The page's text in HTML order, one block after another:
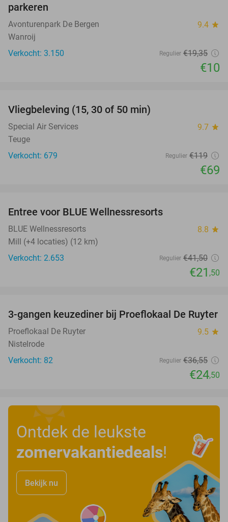
parkeren
Avonturenpark De Bergen 9.4 star
Wanroij
Verkocht: 3.150
Regulier €19,35
€10
Vliegbeleving (15, 30 of 50 min)
Special Air Services 9.7 star
Teuge
Verkocht: 679
Regulier €119
€69
Entree voor BLUE Wellnessresorts
BLUE Wellnessresorts 8.8 star
Mill (+4 locaties) (12 km)
Verkocht: 2.653
Regulier €41,50
€21 ,50
33%
3-gangen keuzediner bij Proeflokaal De Ruyter
Proeflokaal De Ruyter 9.5 star
Nistelrode
Verkocht: 82
Regulier €36,55
€24,50
Ontdek de leukste
zomervakantiedeals!
Bekijk nu